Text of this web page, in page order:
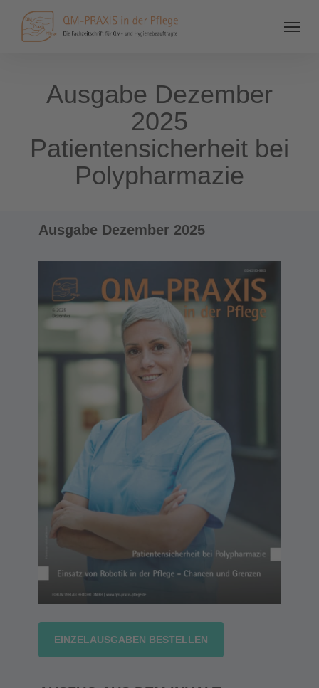
Ausgabe Dezember
2025
Patientensicherheit bei
Polypharmazie
Ausgabe Dezember 2025
EINZELAUSGABEN BESTELLEN